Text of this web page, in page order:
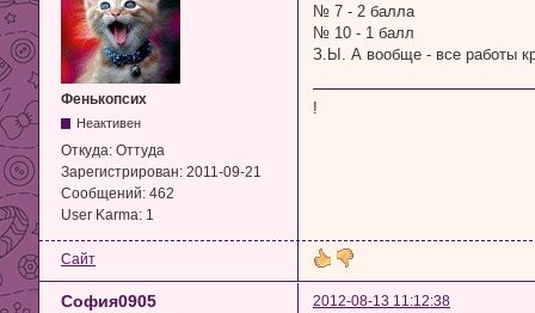
Фенькопсих
Неактивен
Откуда: Оттуда
Зарегистрирован: 2011-09-21
Сообщений: 462
User Karma: 1
№ 7 - 2 балла
№ 10 - 1 балл
З.Ы. А вообще - все работы
!
Сайт
София0905 2012-08-13 11:12:38